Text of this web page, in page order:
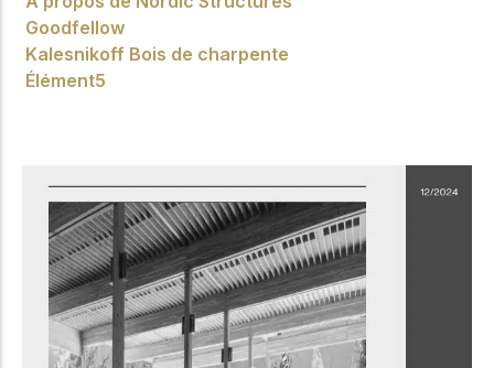
Goodfellow
Kalesnikoff Bois de charpente
Élément5